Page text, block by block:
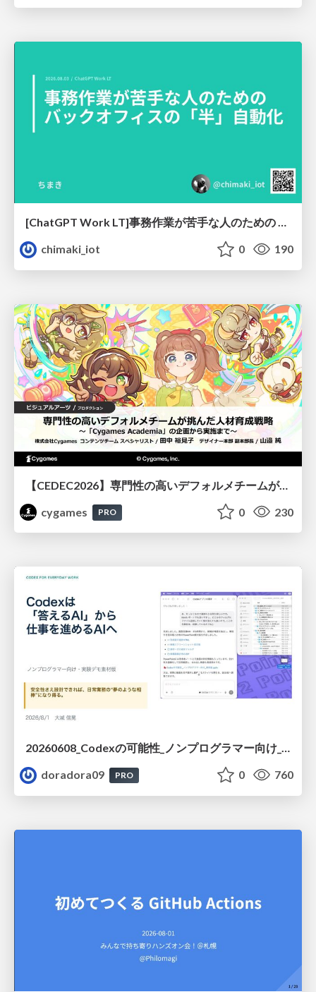
[ChatGPT Work LT]事務作業が苦手な人のための バックオフィスの「半」自動化
chimaki_iot
0 190
【CEDEC2026】専門性の高いデフォルメチームが挑んだ人材育成戦略 〜Cygames Academiaの企画から実施まで〜
cygames
PRO 0 230
20260608_Codexの可能性_ノンプログラマー向け_大城追記
doradora09
PRO 0 760